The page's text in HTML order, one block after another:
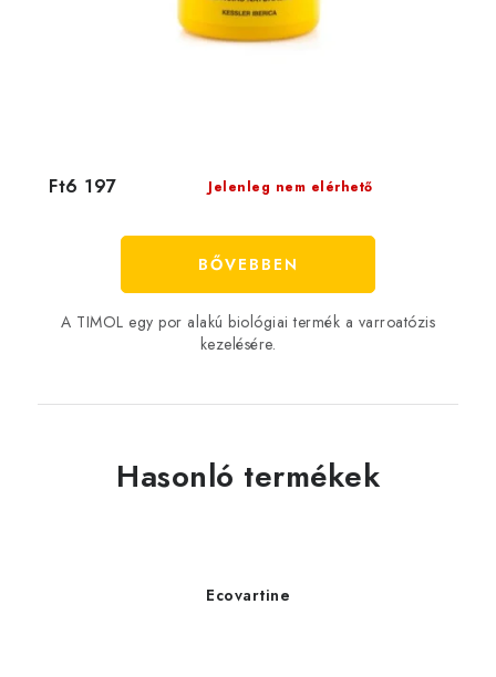
Jelenleg nem elérhető
Ft6 197
BŐVEBBEN
A TIMOL egy por alakú biológiai termék a varroatózis
kezelésére.
Hasonló termékek
Ecovartine